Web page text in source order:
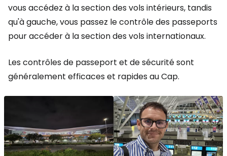
vous accédez à la section des vols intérieurs, tandis
qu'à gauche, vous passez le contrôle des passeports
pour accéder à la section des vols internationaux.
Les contrôles de passeport et de sécurité sont
généralement efficaces et rapides au Cap.